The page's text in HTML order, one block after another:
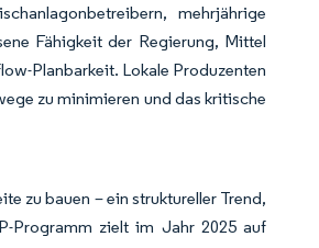
mehrjährige
Fähigkeit der Regierung, Mittel
Planbarkeit. Lokale Produzenten
zu minimieren und das kritische
zu bauen – ein struktureller Trend,
Programm zielt im Jahr 2025 auf